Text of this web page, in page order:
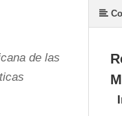
de las